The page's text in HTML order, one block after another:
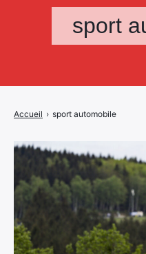
sport
Accueil › sport automobile